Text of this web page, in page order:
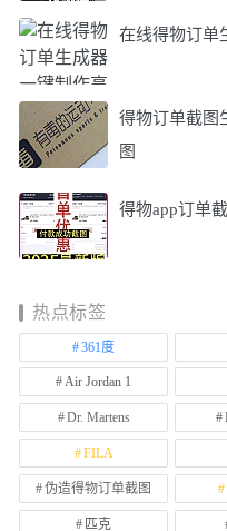
在线得物订单
得物订单截图
图
得物app订单
热点标签
361度
Air Jordan 1
Dr. Martens
FILA
伪造得物订单截图
匹克